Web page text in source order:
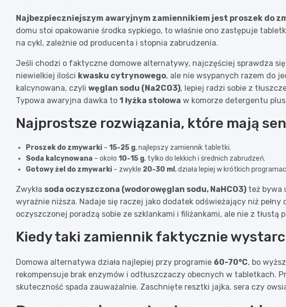
Najbezpieczniejszym awaryjnym zamiennikiem jest proszek do
domu stoi opakowanie środka sypkiego, to właśnie ono zastępuje
na cykl, zależnie od producenta i stopnia zabrudzenia.
Jeśli chodzi o faktyczne domowe alternatywy, najczęściej sprawdza się
niewielkiej ilości kwasku cytrynowego, ale nie wsypanych razem do
kalcynowana, czyli węglan sodu (Na2CO3), lepiej radzi sobie z
Typowa awaryjna dawka to 1 łyżka stołowa w komorze detergentu
Najprostsze rozwiązania, które mają
Proszek do zmywarki – 15-25 g, najlepszy zamiennik tabletki.
Soda kalcynowana – około 10-15 g, tylko do lekkich i średnich zabrudzeń.
Gotowy żel do zmywarki – zwykle 20-30 ml , działa lepiej w krótkich
Zwykła soda oczyszczona (wodorowęglan sodu, NaHCO3) też bywa
wyraźnie niższa. Nadaje się raczej jako dodatek odświeżający niż pełny
oczyszczonej poradzą sobie ze szklankami i filiżankami, ale nie z tłustą
Kiedy taki zamiennik faktycznie
Domowa alternatywa działa najlepiej przy programie 60-70°C, bo
rekompensuje brak enzymów i odtłuszczaczy obecnych w tabletkach.
skuteczność spada zauważalnie. Zaschnięte resztki jajka, sera czy